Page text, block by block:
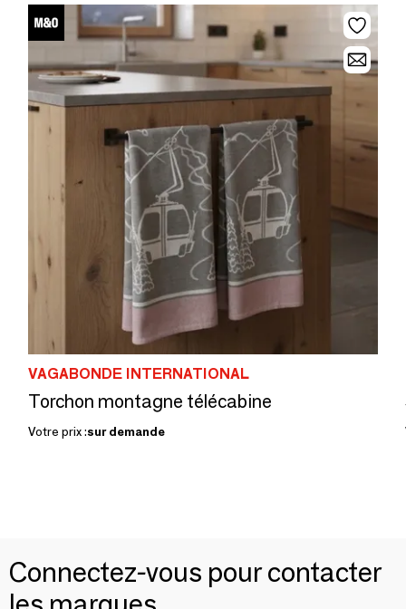
VAGABONDE INTERNATIONAL
Torchon montagne télécabine
Votre prix :sur demande
Connectez-vous pour contacter